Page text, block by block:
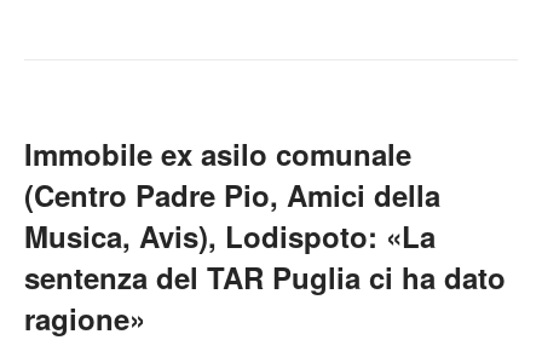
Immobile ex asilo comunale
(Centro Padre Pio, Amici della
Musica, Avis), Lodispoto: «La
sentenza del TAR Puglia ci ha dato
ragione»